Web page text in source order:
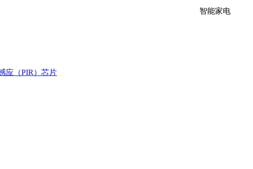
智能家电
应（PIR）芯片